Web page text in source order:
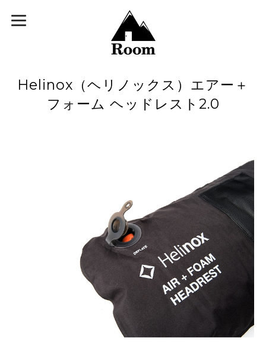
Helinox（ヘリノックス）エアー＋
フォーム ヘッドレスト2.0